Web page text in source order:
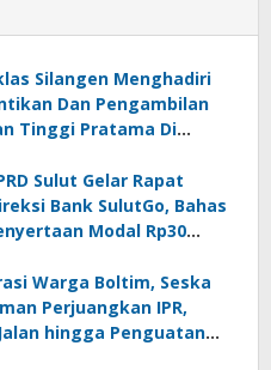
Silangen Menghadiri
Dan Pengambilan
Tinggi Pratama Di
Selamat
Sulut Gelar Rapat
Bank SulutGo, Bahas
Modal Rp30
Warga Boltim, Seska
Perjuangkan IPR,
hingga Penguatan